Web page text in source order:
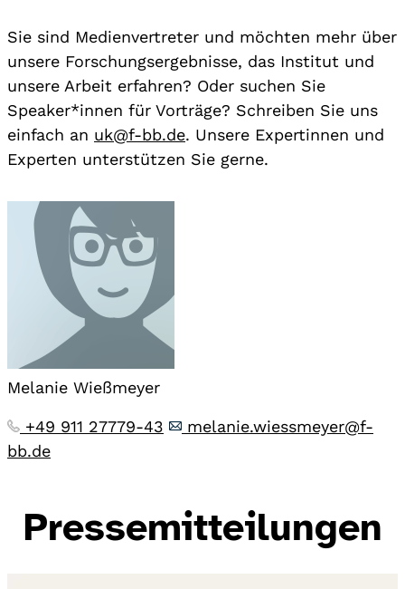
Sie sind Medienvertreter und möchten mehr über
unsere Forschungsergebnisse, das Institut und
unsere Arbeit erfahren? Oder suchen Sie
Speaker*innen für Vorträge? Schreiben Sie uns
einfach an uk@f-bb.de. Unsere Expertinnen und
Experten unterstützen Sie gerne.
Melanie Wießmeyer
+49 911 27779-43
melanie.wiessmeyer@f-
bb.de
Pressemitteilungen